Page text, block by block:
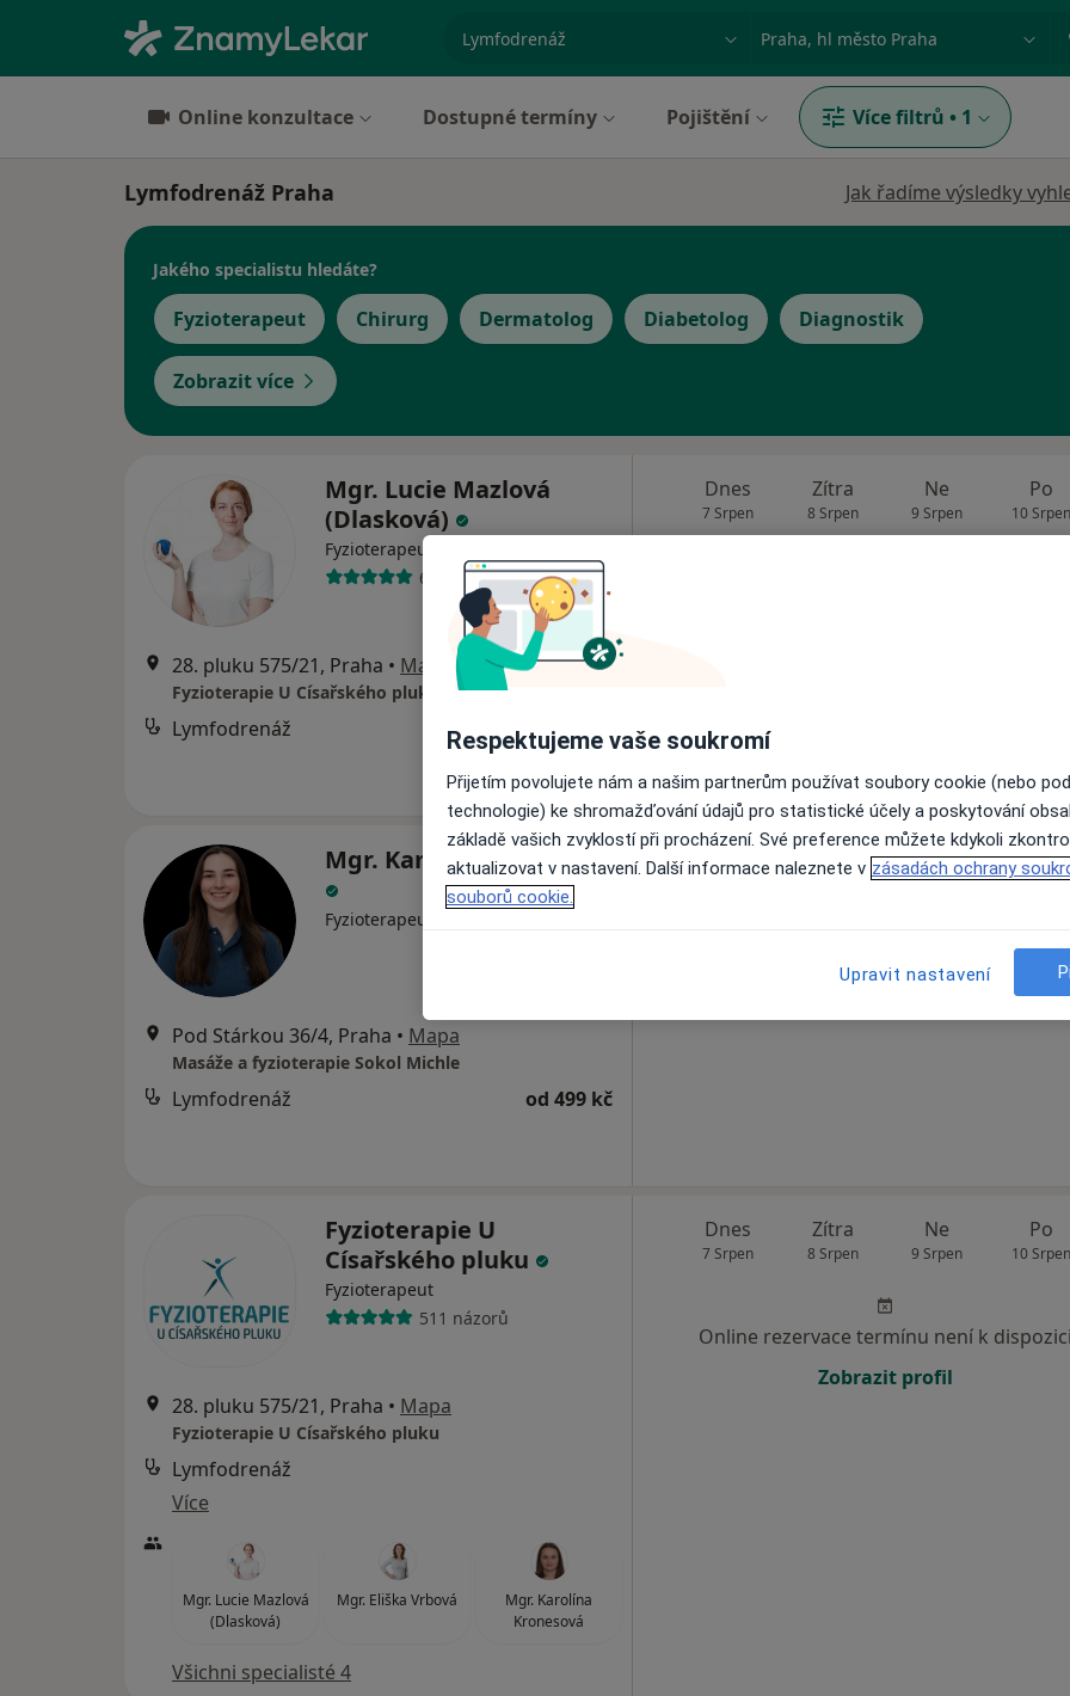
specializace, nemoc nebo příjmení Město nebo region
Online konzultace Dostupné termíny Pojištění Více filtrů • 1
Lymfodrenáž Praha Jak řadíme výsledky
Jakého specialistu hledáte?
Fyzioterapeut Chirurg Dermatolog Diabetolog Diagnostik
Zobrazit více
Mgr. Lucie Mazlová
(Dlasková)
Fyzioterapeut
65 názorů
28. pluku 575/21, Praha • Mapa
Fyzioterapie U Císařského pluku
Lymfodrenáž 1 400 Kč
Dnes
7 Srpen
Zítra
8 Srpen
Ne
9 Srpen
Po
10 Srpen
Mgr. Kamila Linhartová
Fyzioterapeut
Pod Stárkou 36/4, Praha • Mapa
Masáže a fyzioterapie Sokol Michle
Lymfodrenáž od 499 kč
Dnes Zítra Ne
9 Srpen
Po
10
Online rezervace termínu není k
Fyzioterapie U
Císařského pluku
Fyzioterapeut
511 názorů
28. pluku 575/21, Praha • Mapa
Fyzioterapie U Císařského pluku
Lymfodrenáž
Více
Mgr. Lucie Mazlová
(Dlasková)
Mgr. Eliška Vrbová
Mgr. Karolína
Kronesová
Všichni specialisté 4
Dnes
7 Srpen
Zítra
8 Srpen
Ne
9 Srpen
Po
10 Srpen
Online rezervace termínu není k dispozici
Zobrazit profil
Respektujeme vaše soukromí
Přijetím povolujete nám a našim partnerům používat soubory cookie (nebo
technologie) ke shromažďování údajů pro statistické účely a poskytování
základě vašich zvyklostí při procházení. Své preference můžete kdykoli
aktualizovat v nastavení. Další informace naleznete v zásadách ochrany
souborů cookie.
Upravit nastavení